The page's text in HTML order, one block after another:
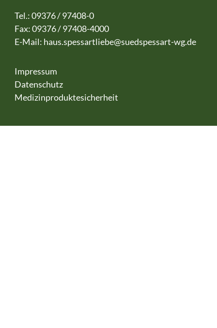
Tel.: 09376 / 97408-0
Fax: 09376 / 97408-4000
E-Mail: haus.spessartliebe@suedspessart-wg.de
Impressum
Datenschutz
Medizinproduktesicherheit